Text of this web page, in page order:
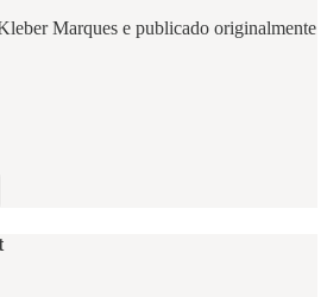
Marques e publicado originalmente